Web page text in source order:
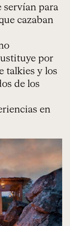
servían para
cazaban
por
talkies y los
de los
en